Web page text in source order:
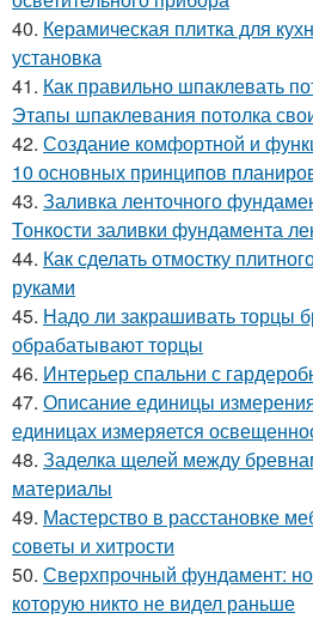
40. Керамическая плитка для
установка
41. Как правильно шпаклевать
Этапы шпаклевания потолка
42. Создание комфортной и
10 основных принципов
43. Заливка ленточного
Тонкости заливки фундамента
44. Как сделать отмостку
руками
45. Надо ли закрашивать торцы
обрабатывают торцы
46. Интерьер спальни с
47. Описание единицы
единицах измеряется
48. Заделка щелей между
материалы
49. Мастерство в расстановке
советы и хитрости
50. Сверхпрочный фундамент:
которую никто не видел раньше